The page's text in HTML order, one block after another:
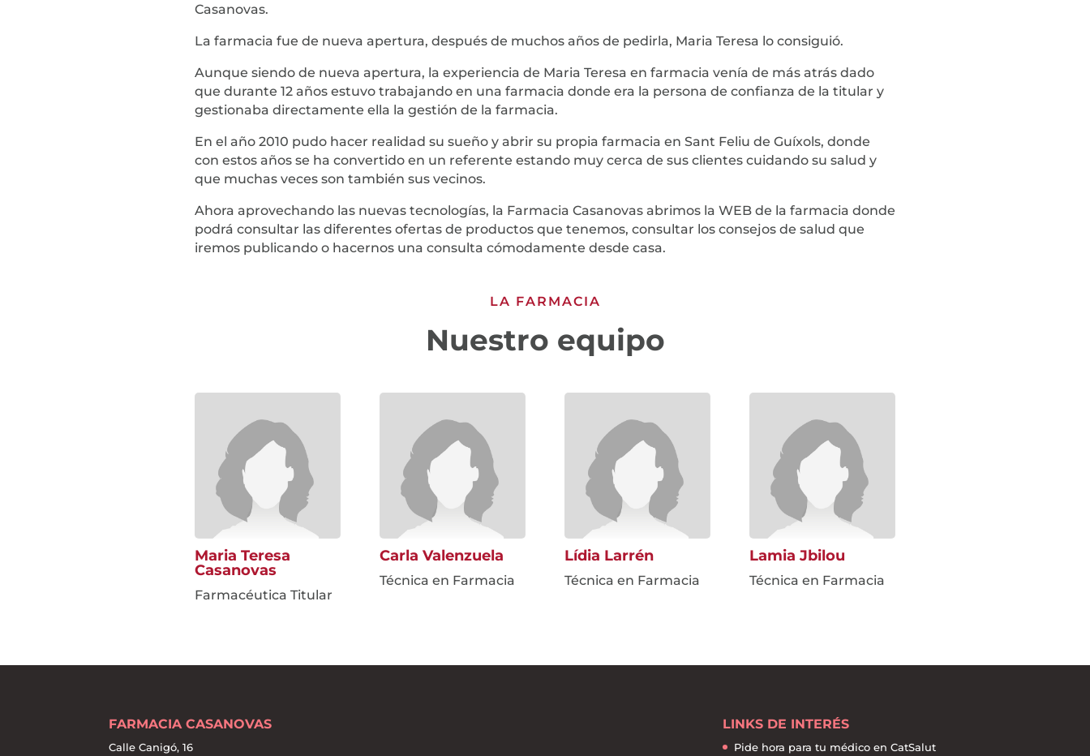
Casanovas.
La farmacia fue de nueva apertura, después de muchos años de pedirla, Maria Teresa lo consiguió.
Aunque siendo de nueva apertura, la experiencia de Maria Teresa en farmacia venía de más atrás dado
que durante 12 años estuvo trabajando en una farmacia donde era la persona de confianza de la titular y
gestionaba directamente ella la gestión de la farmacia.
En el año 2010 pudo hacer realidad su sueño y abrir su propia farmacia en Sant Feliu de Guíxols, donde
con estos años se ha convertido en un referente estando muy cerca de sus clientes cuidando su salud y
que muchas veces son también sus vecinos.
Ahora aprovechando las nuevas tecnologías, la Farmacia Casanovas abrimos la WEB de la farmacia donde
podrá consultar las diferentes ofertas de productos que tenemos, consultar los consejos de salud que
iremos publicando o hacernos una consulta cómodamente desde casa.
LA FARMACIA
Nuestro equipo
Maria Teresa
Casanovas
Farmacéutica Titular
Carla Valenzuela
Técnica en Farmacia
Lídia Larrén
Técnica en Farmacia
Lamia Jbilou
Técnica en Farmacia
FARMACIA CASANOVAS
Calle Canigó, 16
LINKS DE INTERÉS
Pide hora para tu médico en CatSalut